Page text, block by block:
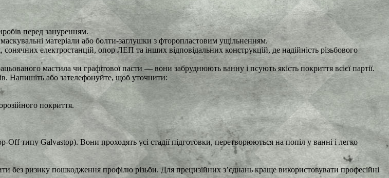
перед зануренням.
матеріали або болти-заглушки з фторопластовим ущільненням.
електростанцій, опор ЛЕП та інших відповідальних конструкцій, де надійність різьбового
мастила чи графітової пасти — вони забруднюють ванну і псують якість покриття всієї партії.
Напишіть або зателефонуйте, щоб уточнити:
покриття.
типу Galvastop). Вони проходять усі стадії підготовки, перетворюються на попіл у ванні і легко
без ризику пошкодження профілю різьби. Для прецизійних з’єднань краще використовувати професійні